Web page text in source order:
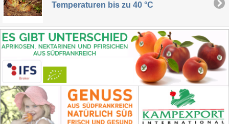
Temperaturen bis zu 40 °C